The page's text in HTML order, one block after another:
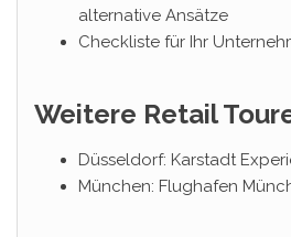
alternative Ansätze
Checkliste für Ihr
Weitere Retail
Düsseldorf: Karstadt
München: Flughafen